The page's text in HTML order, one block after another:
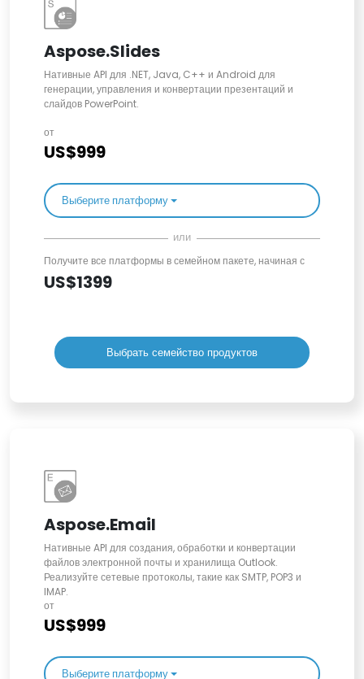
Aspose.Slides
Нативные API для .NET, Java, C++ и Android для
генерации, управления и конвертации презентаций и
слайдов PowerPoint.
от
US$999
Выберите платформу
или
Получите все платформы в семейном пакете, начиная с
US$1399
Выбрать семейство продуктов
Aspose.Email
Нативные API для создания, обработки и конвертации
файлов электронной почты и хранилища Outlook.
Реализуйте сетевые протоколы, такие как SMTP, POP3 и
IMAP.
от
US$999
Выберите платформу